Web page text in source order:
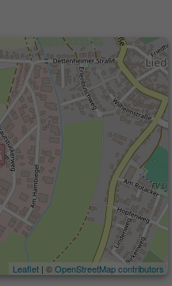
Leaflet | ©OpenStreetMap contributors